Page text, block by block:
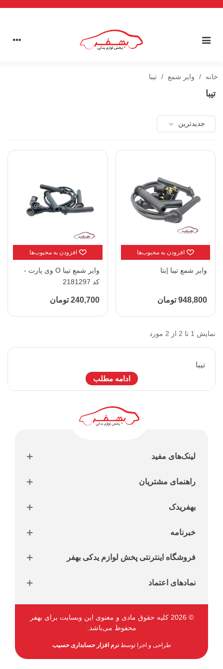
خانه / وایر شمع / تیبا
تیبا
جدیدترین
افزودن به محبوب‌ها
وایر شمع تیبا |بتا
948,800 تومان
افزودن به محبوب‌ها
وایر شمع تیبا O وی پارت -
کد 2181297
240,700 تومان
نمایش 1 تا 2 از 2 مورد
تيبا
ادامه مطلب
لینک‌های مفید
راهنمای مشتریان
بهفریدک
خبرنامه
فروشگاه اینترنتی پخش لوازم یدکی بهفر
نمادهای اعتماد
طراحی و اجرا توسطنرم افزار حسابداری حسیب
© 2026 کلیه حقوق مادی و معنوی این وبسایت برای بهفر
محفوظ می‌باشد.